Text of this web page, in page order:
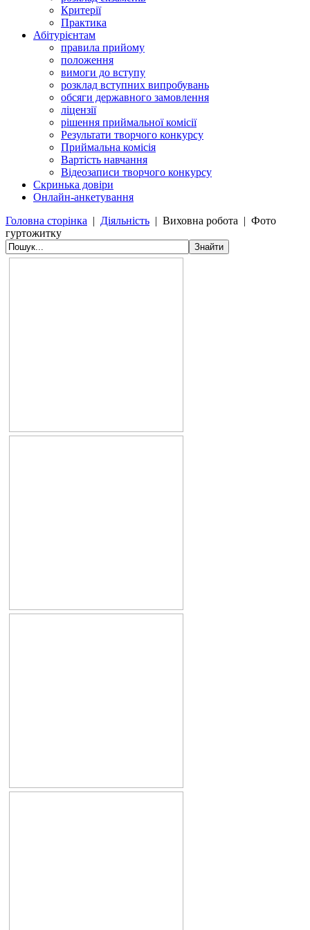
Критерії
Практика
Абітурієнтам
правила прийому
положення
вимоги до вступу
розклад вступних випробувань
обсяги державного замовлення
ліцензії
рішення приймальної комісії
Результати творчого конкурсу
Приймальна комісія
Вартість навчання
Відеозаписи творчого конкурсу
Скринька довіри
Онлайн-анкетування
Головна сторінка | Діяльність | Виховна робота | Фото
гуртожитку